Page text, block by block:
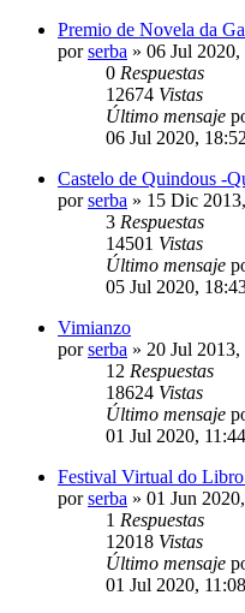
Premio de Novela da
porserba » 06 Jul 2020,
0 Respuestas
12674 Vistas
Último mensaje
06 Jul 2020, 18:52
Castelo de Quindous -
porserba » 15 Dic
3 Respuestas
14501 Vistas
Último mensaje
05 Jul 2020,
Vimianzo
porserba » 20 Jul 2013,
12 Respuestas
18624 Vistas
Último mensaje
01 Jul 2020, 11:44
Festival Virtual do
porserba » 01 Jun
1 Respuestas
12018 Vistas
Último mensaje
01 Jul 2020, 11:08